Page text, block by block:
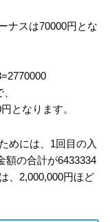
ナスは70000円とな
となります。
めには、1回目の入
額の合計が6433334
、2,000,000円ほど